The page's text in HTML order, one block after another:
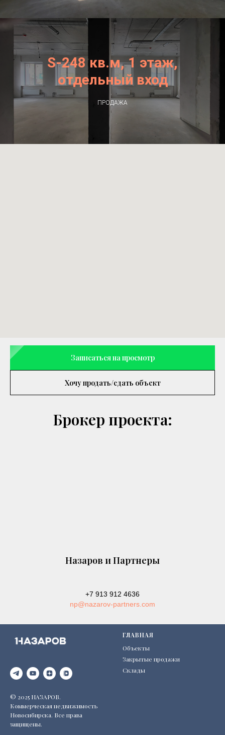
S-248 кв.м, 1 этаж,
отдельный вход
ПРОДАЖА
Записаться на просмотр
Хочу продать/сдать объект
Брокер проекта:
Назаров и Партнеры
+7 913 912 4636
np@nazarov-partners.com
© 2025 НАЗАРОВ.
Коммерческая недвижимость
Новосибирска. Все права
защищены.
ГЛАВНАЯ
Объекты
Закрытые продажи
Склады